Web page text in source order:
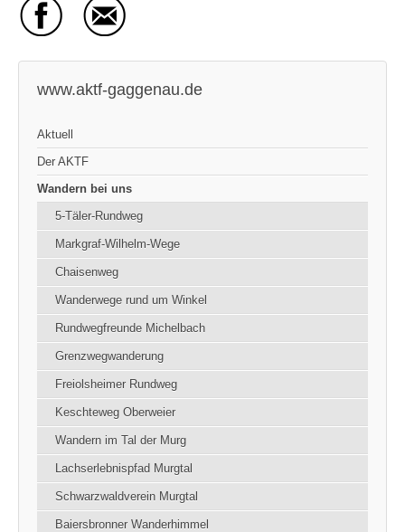
www.aktf-gaggenau.de
Aktuell
Der AKTF
Wandern bei uns
5-Täler-Rundweg
Markgraf-Wilhelm-Wege
Chaisenweg
Wanderwege rund um Winkel
Rundwegfreunde Michelbach
Grenzwegwanderung
Freiolsheimer Rundweg
Keschteweg Oberweier
Wandern im Tal der Murg
Lachserlebnispfad Murgtal
Schwarzwaldverein Murgtal
Baiersbronner Wanderhimmel